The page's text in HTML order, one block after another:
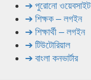
➔ পুরোনো ওয়েবসাইট
➔ শিক্ষক – লগইন
➔ শিক্ষার্থী – লগইন
➔ টিউটোরিয়াল
➔ বাংলা কনভার্টার